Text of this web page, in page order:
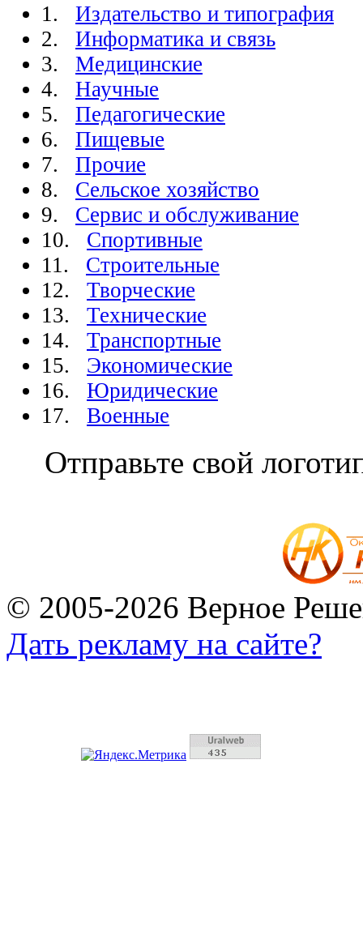
1. Издательство и типография
2. Информатика и связь
3. Медицинские
4. Научные
5. Педагогические
6. Пищевые
7. Прочие
8. Сельское хозяйство
9. Сервис и обслуживание
10. Спортивные
11. Строительные
12. Творческие
13. Технические
14. Транспортные
15. Экономические
16. Юридические
17. Военные
Отправьте свой
© 2005-2026 Верное
Дать рекламу на сайте?